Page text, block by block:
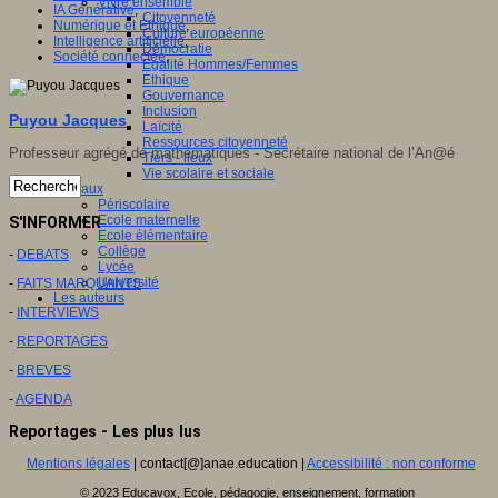
Citoyenneté
Culture européenne
Démocratie
Egalité Hommes/Femmes
Ethique
Gouvernance
Inclusion
Laïcité
Ressources citoyenneté
Tiers - lieux
Vie scolaire et sociale
Niveaux
Périscolaire
Ecole maternelle
Ecole élémentaire
Collège
Lycée
Université
Les auteurs
IA Générative,
Numérique et Ethique,
Intelligence artificielle,
Société connectée,
Puyou Jacques
Professeur agrégé de mathématiques - Secrétaire national de l’An@é
S'INFORMER
- DEBATS
- FAITS MARQUANTS
- INTERVIEWS
- REPORTAGES
- BREVES
-AGENDA
Reportages - Les plus lus
Mentions légales| contact[@]anae.education | Accessibilité : non conforme
© 2023 Educavox, Ecole, pédagogie, enseignement, formation